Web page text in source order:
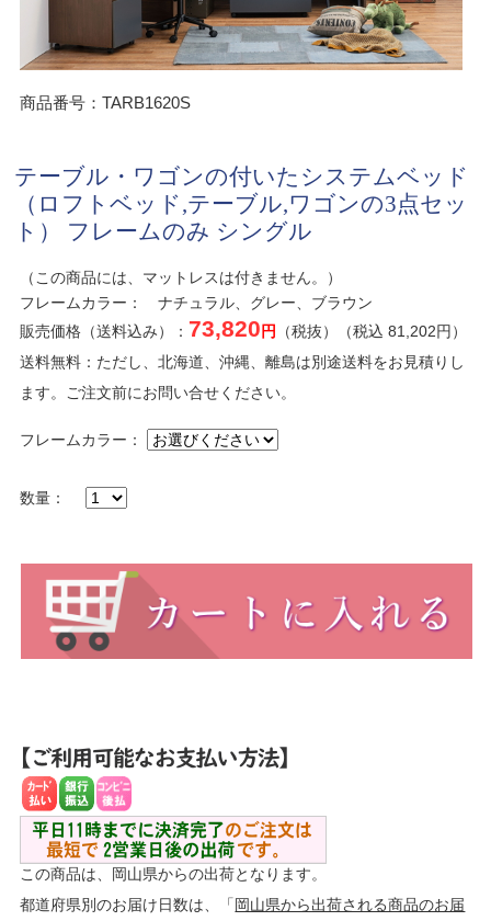
商品番号：TARB1620S
テーブル・ワゴンの付いたシステムベッド
（ロフトベッド,テーブル,ワゴンの3点セッ
ト） フレームのみ シングル
（この商品には、マットレスは付きません。）
フレームカラー： ナチュラル、グレー、ブラウン
販売価格（送料込み）： 73,820円 （税抜）（税込 81,202円）
送料無料：ただし、北海道、沖縄、離島は別途送料をお見積りし
ます。ご注文前にお問い合せください。
フレームカラー：
数量：
この商品は、岡山県からの出荷となります。
都道府県別のお届け日数は、「 岡山県から出荷される商品のお届